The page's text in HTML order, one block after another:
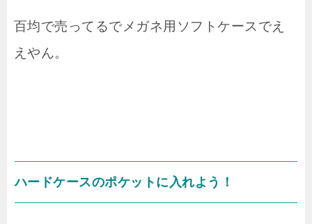
百均で売ってるでメガネ用ソフトケースでえ
えやん。
ハードケースのポケットに入れよう！